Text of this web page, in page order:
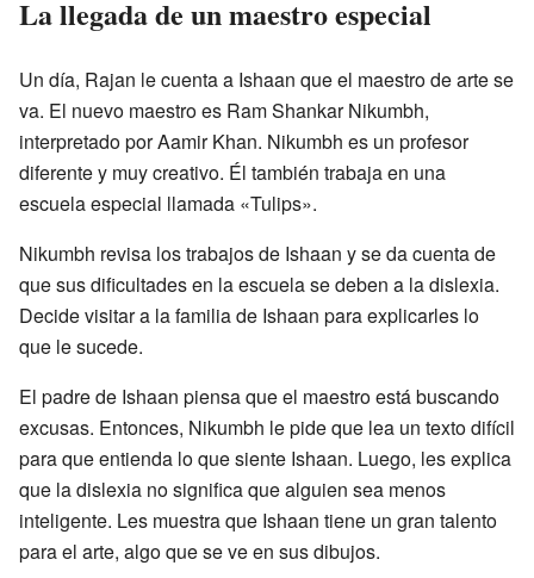
La llegada de un maestro especial
Un día, Rajan le cuenta a Ishaan que el maestro de arte se
va. El nuevo maestro es Ram Shankar Nikumbh,
interpretado por Aamir Khan. Nikumbh es un profesor
diferente y muy creativo. Él también trabaja en una
escuela especial llamada «Tulips».
Nikumbh revisa los trabajos de Ishaan y se da cuenta de
que sus dificultades en la escuela se deben a la dislexia.
Decide visitar a la familia de Ishaan para explicarles lo
que le sucede.
El padre de Ishaan piensa que el maestro está buscando
excusas. Entonces, Nikumbh le pide que lea un texto difícil
para que entienda lo que siente Ishaan. Luego, les explica
que la dislexia no significa que alguien sea menos
inteligente. Les muestra que Ishaan tiene un gran talento
para el arte, algo que se ve en sus dibujos.